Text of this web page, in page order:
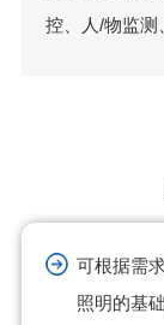
控、人/物监测
可根据需
照明的基